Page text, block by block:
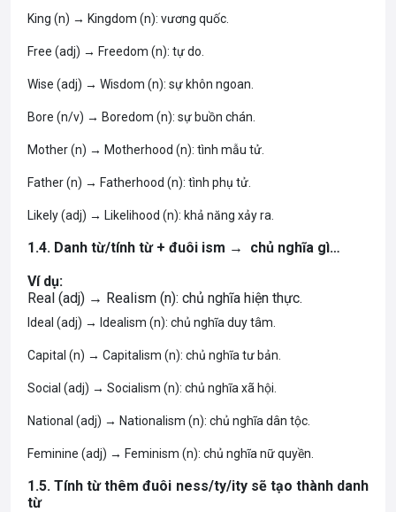
King (n) → Kingdom (n): vương quốc.
Free (adj) → Freedom (n): tự do.
Wise (adj) → Wisdom (n): sự khôn ngoan.
Bore (n/v) → Boredom (n): sự buồn chán.
Mother (n) → Motherhood (n): tình mẫu tử.
Father (n) → Fatherhood (n): tình phụ tử.
Likely (adj) → Likelihood (n): khả năng xảy ra.
1.4. Danh từ/tính từ + đuôi ism → chủ nghĩa gì…
Ví dụ:
Real (adj) → Realism (n): chủ nghĩa hiện thực.
Ideal (adj) → Idealism (n): chủ nghĩa duy tâm.
Capital (n) → Capitalism (n): chủ nghĩa tư bản.
Social (adj) → Socialism (n): chủ nghĩa xã hội.
National (adj) → Nationalism (n): chủ nghĩa dân tộc.
Feminine (adj) → Feminism (n): chủ nghĩa nữ quyền.
1.5. Tính từ thêm đuôi ness/ty/ity sẽ tạo thành danh
từ